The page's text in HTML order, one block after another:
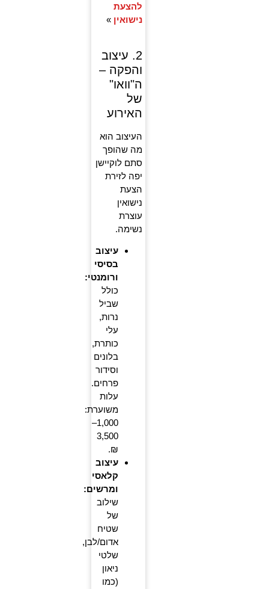
להצעת
נישואין »
2. עיצוב
והפקה –
ה"וואו"
של
האירוע
העיצוב הוא
מה שהופך
סתם לוקיישן
יפה לזירת
הצעת
נישואין
עוצרת
נשימה.
עיצוב
בסיסי
ורומנטי:
כולל
שביל
נרות,
עלי
כותרת,
בלונים
וסידור
פרחים.
עלות
משוערת:
1,000–
3,500
₪.
עיצוב
קלאסי
ומרשים:
שילוב
של
שטיח
אדום/לבן,
שלטי
ניאון
(כמו